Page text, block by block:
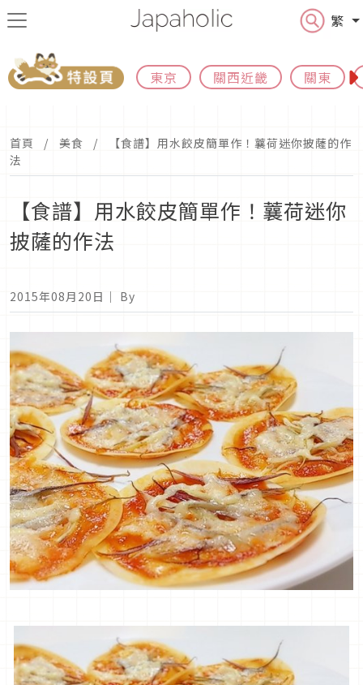
繁
東京 關西近畿 關東
首頁 美食
【食譜】用水餃皮簡單作！蘘荷迷你披薩的作
法
【食譜】用水餃皮簡單作！蘘荷迷你
披薩的作法
2015年08月20日 ｜ By